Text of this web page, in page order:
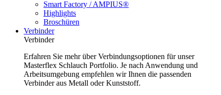
Smart Factory / AMPIUS®
Highlights
Broschüren
Verbinder
Verbinder
Erfahren Sie mehr über Verbindungsoptionen für unser
Masterflex Schlauch Portfolio. Je nach Anwendung und
Arbeitsumgebung empfehlen wir Ihnen die passenden
Verbinder aus Metall oder Kunststoff.